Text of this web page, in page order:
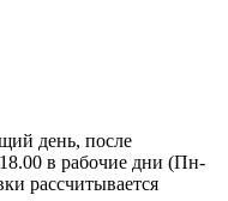
день, после
в рабочие дни (Пн-
рассчитывается